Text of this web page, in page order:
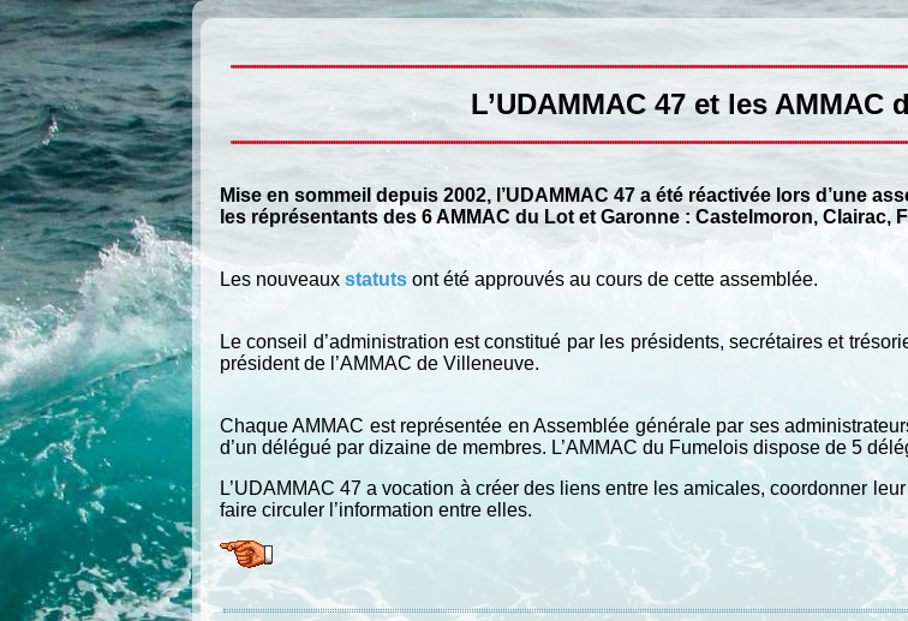
L’UDAMMAC 47 et les AMMAC
Mise en sommeil depuis 2002, l’UDAMMAC 47 a été réactivée lors d’une
les réprésentants des 6 AMMAC du Lot et Garonne : Castelmoron, Clairac,
Les nouveaux statuts ont été approuvés au cours de cette assemblée.
Le conseil d’administration est constitué par les présidents, secrétaires et
président de l’AMMAC de Villeneuve.
Chaque AMMAC est représentée en Assemblée générale par ses
d’un délégué par dizaine de membres. L’AMMAC du Fumelois dispose de 5
L’UDAMMAC 47 a vocation à créer des liens entre les amicales, coordonner
faire circuler l’information entre elles.